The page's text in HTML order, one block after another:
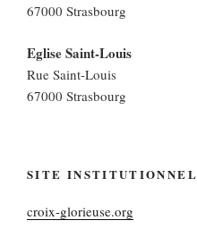
67000 Strasbourg
Eglise Saint-Louis
Rue Saint-Louis
67000 Strasbourg
SITE INSTITUTIONNEL
croix-glorieuse.org